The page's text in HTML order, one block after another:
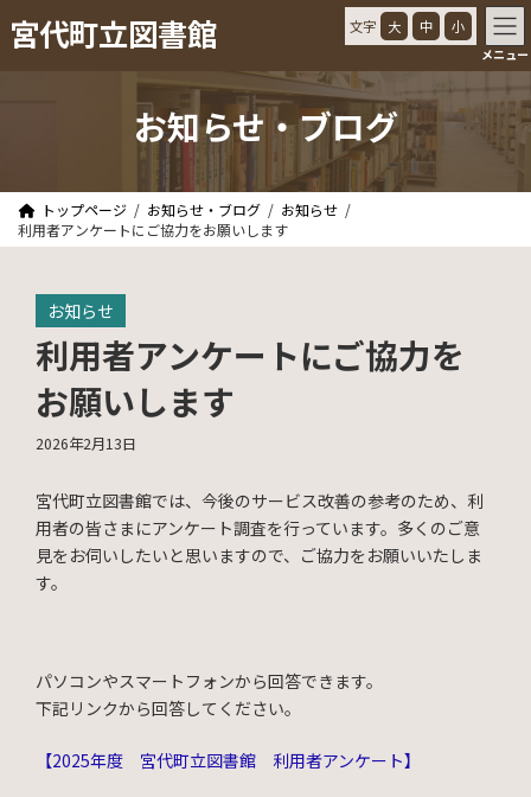
ン
ビ宮代町立図書館 文字 大 中 小
メニュー
お知らせ・ブログ
トップページ お知らせ・ブログ
お知らせ
利用者アンケートにご協力をお願いします
お知らせ
利用者アンケートにご協力を
お願いします
2026年2月13日
宮代町立図書館では、今後のサービス改善の参考のため、利
用者の皆さまにアンケート調査を行っています。多くのご意
見をお伺いしたいと思いますので、ご協力をお願いいたしま
す。
パソコンやスマートフォンから回答できます。
下記リンクから回答してください。
【2025年度 宮代町立図書館 利用者アンケート】